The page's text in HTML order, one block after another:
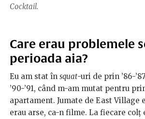
Cocktail.
Care erau problemele
perioada aia?
Eu am stat în squat-uri de prin ’86-
’90-’91, când m-am mutat pentru
apartament. Jumate de East Village
erau arse, ca-n filme. La fiecare colţ